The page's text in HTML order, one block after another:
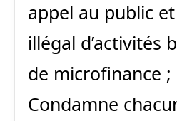
appel au public
illégal d’activités
de microfinance ;
Condamne